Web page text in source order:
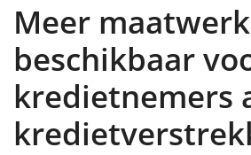
Meer
beschikbaar
kredietnemers